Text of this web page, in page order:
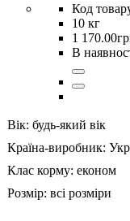
10 кг
1 170.00
В
Вік: будь-який вік
Країна-виробник:
Клас корму: економ
Розмір: всі розміри